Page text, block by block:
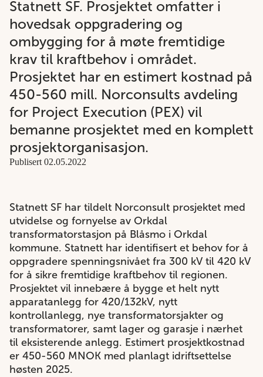
Statnett SF. Prosjektet omfatter i
hovedsak oppgradering og
ombygging for å møte fremtidige
krav til kraftbehov i området.
Prosjektet har en estimert kostnad på
450-560 mill. Norconsults avdeling
for Project Execution (PEX) vil
bemanne prosjektet med en komplett
prosjektorganisasjon.
Publisert 02.05.2022
Statnett SF har tildelt Norconsult prosjektet med
utvidelse og fornyelse av Orkdal
transformatorstasjon på Blåsmo i Orkdal
kommune. Statnett har identifisert et behov for å
oppgradere spenningsnivået fra 300 kV til 420 kV
for å sikre fremtidige kraftbehov til regionen.
Prosjektet vil innebære å bygge et helt nytt
apparatanlegg for 420/132kV, nytt
kontrollanlegg, nye transformatorsjakter og
transformatorer, samt lager og garasje i nærhet
til eksisterende anlegg. Estimert prosjektkostnad
er 450-560 MNOK med planlagt idriftsettelse
høsten 2025.